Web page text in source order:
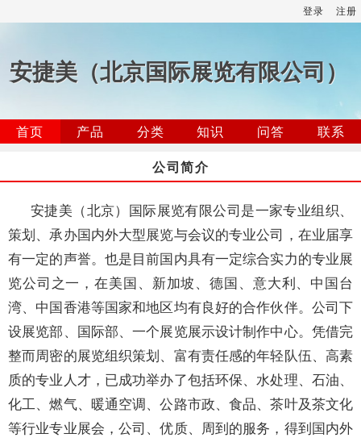
登录 注册
安捷美（北京国际展览有限公司）
首页 产品 分类 知识 问答
联系
公司简介
安捷美（北京）国际展览有限公司是一家专业组织、
策划、承办国内外大型展览与会议的专业公司，在业届享
有一定的声誉。也是目前国内具有一定综合实力的专业展
览公司之一，在美国、新加坡、德国、意大利、中国台
湾、中国香港等国家和地区均有良好的合作伙伴。公司下
设展览部、国际部、一个展览展示设计制作中心。凭借完
整而周密的展览组织策划、富有责任感的年轻队伍、高素
质的专业人才，已成功举办了包括环保、水处理、石油、
化工、燃气、暖通空调、公路市政、食品、茶叶及茶文化
等行业专业展会，公司、优质、周到的服务，得到国内外